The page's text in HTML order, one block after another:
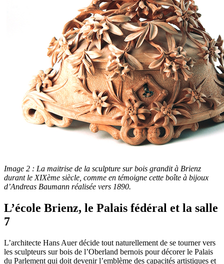
Image 2 : La maitrise de la sculpture sur bois grandit à Brienz
durant le XIXème siècle, comme en témoigne cette boîte à bijoux
d’Andreas Baumann réalisée vers 1890.
L’école Brienz, le Palais fédéral et la salle
7
L’architecte Hans Auer décide tout naturellement de se tourner vers
les sculpteurs sur bois de l’Oberland bernois pour décorer le Palais
du Parlement qui doit devenir l’emblème des capacités artistiques et